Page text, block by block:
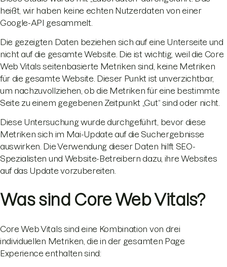
heißt, wir haben keine echten Nutzerdaten von einer
Google-API gesammelt.
Die gezeigten Daten beziehen sich auf eine Unterseite und
nicht auf die gesamte Website. Die ist wichtig, weil die Core
Web Vitals seitenbasierte Metriken sind, keine Metriken
für die gesamte Website. Dieser Punkt ist unverzichtbar,
um nachzuvollziehen, ob die Metriken für eine bestimmte
Seite zu einem gegebenen Zeitpunkt „Gut“ sind oder nicht.
Diese Untersuchung wurde durchgeführt, bevor diese
Metriken sich im Mai-Update auf die Suchergebnisse
auswirken. Die Verwendung dieser Daten hilft SEO-
Spezialisten und Website-Betreibern dazu, ihre Websites
auf das Update vorzubereiten.
Was sind Core Web Vitals?
Core Web Vitals sind eine Kombination von drei
individuellen Metriken, die in der gesamten Page
Experience enthalten sind: